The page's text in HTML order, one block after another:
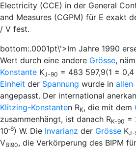
Electricity (CCE) in der General
and Measures (CGPM) für E exakt
/ V fest.
bottom:.0001pt\'>Im Jahre 1990
Wert durch eine andere Grösse,
Konstante KJ-90 = 483 597,9(1 ± 0,4
Einheit der Spannung wurde in allen
angepasst. Der international
Klitzing-Konstanten RK, die mit dem
zusammenhängt, ist danach RK-90 =
10-6) W. Die Invarianz der Grösse KJ-
VBI90, die Verkörperung des BIPM